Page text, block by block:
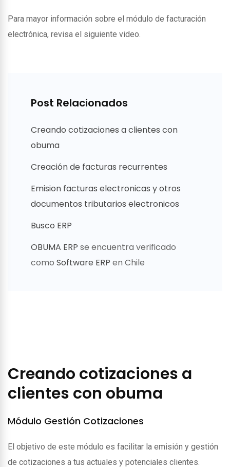
Para mayor información sobre el módulo de facturación
electrónica, revisa el siguiente video.
Post Relacionados
Creando cotizaciones a clientes con
obuma
Creación de facturas recurrentes
Emision facturas electronicas y otros
documentos tributarios electronicos
Busco ERP
OBUMA ERP se encuentra verificado
como Software ERP en Chile
Creando cotizaciones a
clientes con obuma
Módulo Gestión Cotizaciones
El objetivo de este módulo es facilitar la emisión y gestión
de cotizaciones a tus actuales y potenciales clientes.